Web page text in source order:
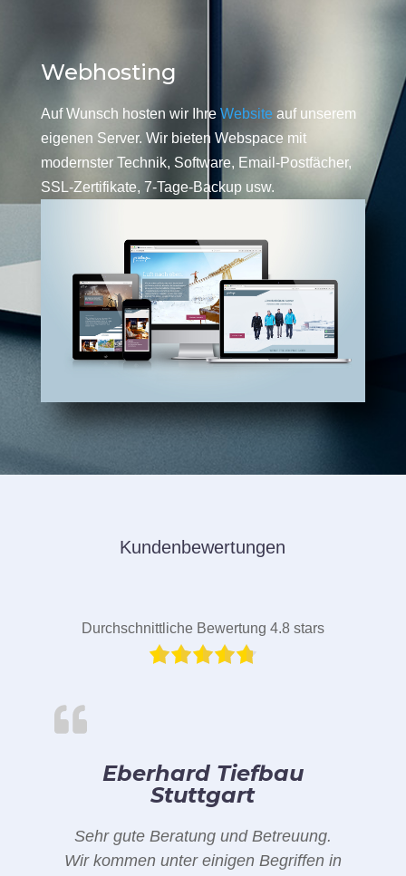
Webhosting
Auf Wunsch hosten wir Ihre Website auf unserem
eigenen Server. Wir bieten Webspace mit
modernster Technik, Software, Email-Postfächer,
SSL-Zertifikate, 7-Tage-Backup usw.
Kundenbewertungen
Durchschnittliche Bewertung 4.8 stars
Eberhard Tiefbau
Stuttgart
Sehr gute Beratung und Betreuung.
Wir kommen unter einigen Begriffen in